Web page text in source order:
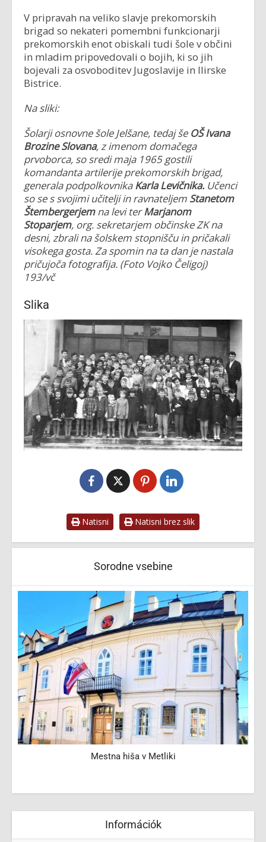
V pripravah na veliko slavje prekomorskih
brigad so nekateri pomembni funkcionarji
prekomorskih enot obiskali tudi šole v občini
in mladim pripovedovali o bojih, ki so jih
bojevali za osvoboditev Jugoslavije in Ilirske
Bistrice.
Na sliki:
Šolarji osnovne šole Jelšane, tedaj še OŠ Ivana
Brozine Slovana, z imenom domačega
prvoborca, so sredi maja 1965 gostili
komandanta artilerije prekomorskih brigad,
generala podpolkovnikaKarla Levičnika. Učenci
so se s svojimi učitelji in ravnateljem Stanetom
Štembergerjemna levi terMarjanom
Stoparjem, org. sekretarjem občinske ZK na
desni, zbrali na šolskem stopnišču in pričakali
visokega gosta. Za spomin na ta dan je nastala
pričujoča fotografija. (Foto Vojko Čeligoj)
193/vč
Slika
Natisni Natisni brez slik
Sorodne vsebine
Mestna hiša v Metliki
Információk